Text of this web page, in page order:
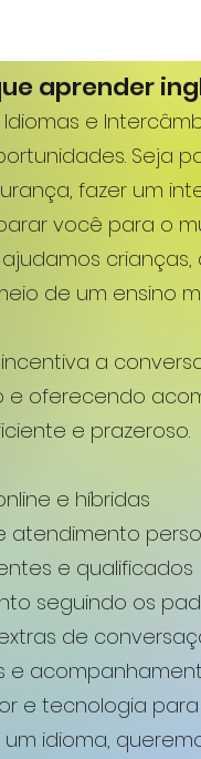
aprender
Idiomas e
Seja
fazer um
você para o
de um ensino
a
e oferecendo
e prazeroso.
e híbridas
atendimento
e qualificados
seguindo os
extras de
e
e tecnologia
um idioma,